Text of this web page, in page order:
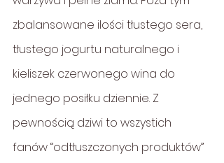
zbalansowane ilości tłustego sera,
tłustego jogurtu naturalnego i
kieliszek czerwonego wina do
jednego posiłku dziennie. Z
pewnością dziwi to wszystich
fanów ‘’odtłuszczonych produktów’’